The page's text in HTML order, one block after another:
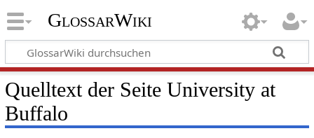
GlossarWiki
Quelltext der Seite University at
Buffalo